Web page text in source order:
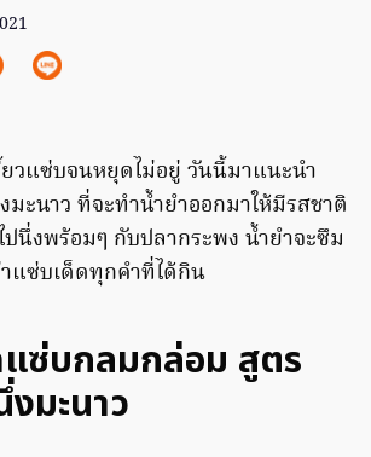
ยวแซ่บจนหยุดไม่อยู่ วันนี้มาแนะนำ
ะนาว ที่จะทำน้ำยำออกมาให้มีรสชาติ
ปนึ่งพร้อมๆ กับปลากระพง น้ำยำจะซึม
าแซ่บเด็ดทุกคำที่ได้กิน
แซ่บกลมกล่อม สูตร
มะนาว